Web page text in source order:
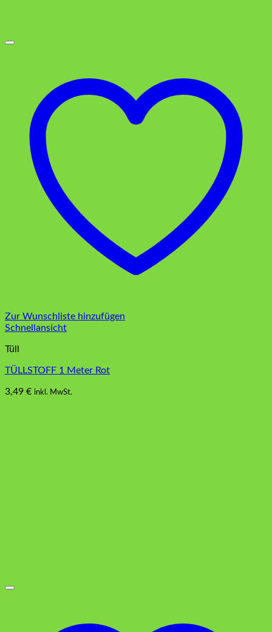
Zur Wunschliste hinzufügen
Schnellansicht
Tüll
TÜLLSTOFF 1 Meter Rot
3,49 € inkl. MwSt.